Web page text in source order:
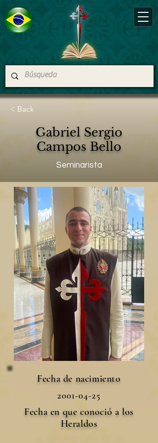
< Back
Gabriel Sergio
Campos Bello
Seminarista
Fecha de nacimiento
2001-04-25
Fecha en que conoció a los
Heraldos